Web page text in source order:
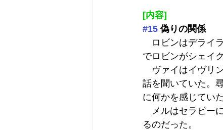
[内容]
#15 偽りの関係
ロビンはデライ
でロビンがシェイ
ヴァイはイヴリ
話を聞いていた。
に何かを感じていた
メルはセラピー
るのだった。